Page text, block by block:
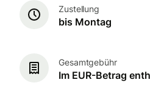
Zustellung
bis Montag
Gesamtgebühr
Im EUR-Betrag